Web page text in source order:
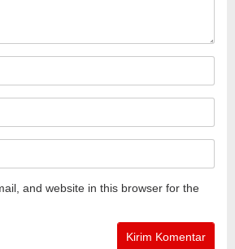
and website in this browser for the